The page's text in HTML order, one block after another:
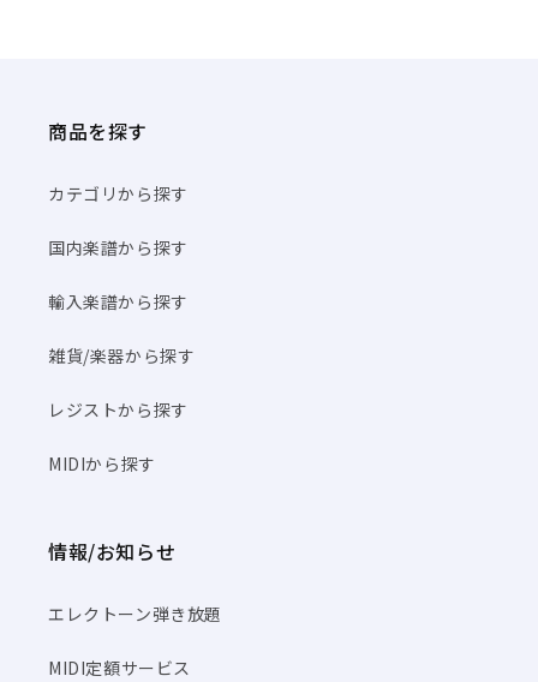
商品を探す
カテゴリから探す
国内楽譜から探す
輸入楽譜から探す
雑貨/楽器から探す
レジストから探す
MIDIから探す
情報/お知らせ
エレクトーン弾き放題
MIDI定額サービス